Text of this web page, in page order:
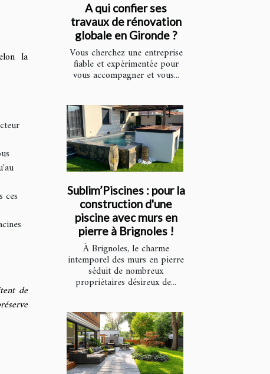
la
ces
de
A qui confier ses
travaux de rénovation
globale en Gironde ?
Vous cherchez une entreprise
fiable et expérimentée pour
vous accompagner et vous...
Sublim’Piscines : pour la
construction d'une
piscine avec murs en
pierre à Brignoles !
À Brignoles, le charme
intemporel des murs en pierre
séduit de nombreux
propriétaires désireux de...